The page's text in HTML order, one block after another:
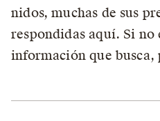
nidos, muchas de sus
respondidas aquí. Si no
información que busca,